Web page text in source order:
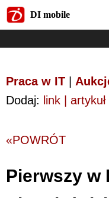
DI mobile
Praca w IT
Dodaj: link | artykuł|
«POWRÓT
Pierwszy w
DI mobile